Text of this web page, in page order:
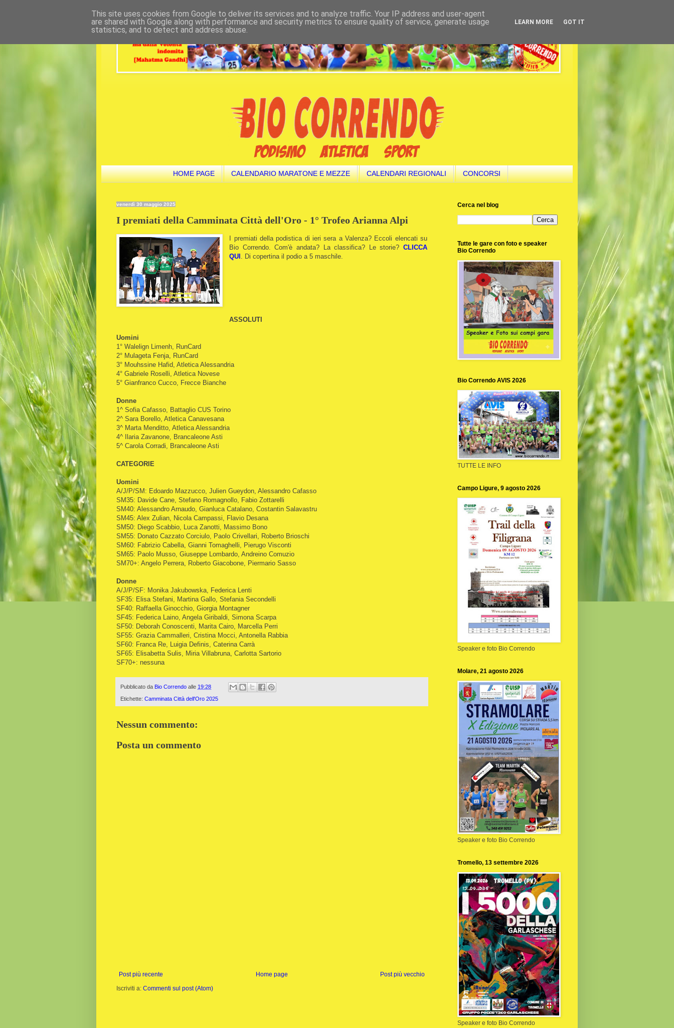
HOME PAGE CALENDARIO MARATONE E MEZZE CALENDARI REGIONALI CONCORSI
venerdì 30 maggio 2025
I premiati della Camminata Città dell'Oro - 1° Trofeo Arianna Alpi
I premiati della podistica di ieri sera a Valenza? Eccoli elencati su
Bio Correndo. Com'è andata? La classifica? Le storie? CLICCA
QUI
Di copertina il podio a 5 maschile.
ASSOLUTI
Uomini
1° Walelign Limenh, RunCard
2° Mulageta Fenja, RunCard
3° Mouhssine Hafid, Atletica Alessandria
4° Gabriele Roselli, Atletica Novese
5° Gianfranco Cucco, Frecce Bianche
Donne
1^ Sofia Cafasso, Battaglio CUS Torino
2^ Sara Borello, Atletica Canavesana
3^ Marta Menditto, Atletica Alessandria
4^ Ilaria Zavanone, Brancaleone Asti
5^ Carola Corradi, Brancaleone Asti
CATEGORIE
Uomini
A/J/P/SM: Edoardo Mazzucco, Julien Gueydon, Alessandro Cafasso
SM35: Davide Cane, Stefano Romagnollo, Fabio Zottarelli
SM40: Alessandro Arnaudo, Gianluca Catalano, Costantin Salavastru
SM45: Alex Zulian, Nicola Campassi, Flavio Desana
SM50: Diego Scabbio, Luca Zanotti, Massimo Bono
SM55: Donato Cazzato Corciulo, Paolo Crivellari, Roberto Brioschi
SM60: Fabrizio Cabella, Gianni Tomaghelli, Pierugo Visconti
SM65: Paolo Musso, Giuseppe Lombardo, Andreino Comuzio
SM70+: Angelo Perrera, Roberto Giacobone, Piermario Sasso
Donne
A/J/P/SF: Monika Jakubowska, Federica Lenti
SF35: Elisa Stefani, Martina Gallo, Stefania Secondelli
SF40: Raffaella Ginocchio, Giorgia Montagner
SF45: Federica Laino, Angela Giribaldi, Simona Scarpa
SF50: Deborah Conoscenti, Marita Cairo, Marcella Perri
SF55: Grazia Cammalleri, Cristina Mocci, Antonella Rabbia
SF60: Franca Re, Luigia Definis, Caterina Carrà
SF65: Elisabetta Sulis, Miria Villabruna, Carlotta Sartorio
SF70+: nessuna
Pubblicato da Bio Correndo alle 19:28
Etichette: Camminata Città dell'Oro 2025
Nessun commento:
Posta un commento
Post più recente Post più vecchio
Home page
Iscriviti a: Commenti sul post (Atom)
Cerca nel blog
Tutte le gare con foto e speaker
Bio Correndo
Bio Correndo AVIS 2026
TUTTE LE INFO
Campo Ligure, 9 agosto 2026
Speaker e foto Bio Correndo
Molare, 21 agosto 2026
Speaker e foto Bio Correndo
Tromello, 13 settembre 2026
Speaker e foto Bio Correndo
This site uses cookies from Google to deliver its services and to analyze traffic. Your IP address and user-agent
are shared with Google along with performance and security metrics to ensure quality of service, generate usage
statistics, and to detect and address abuse.
LEARN MORE GOT IT